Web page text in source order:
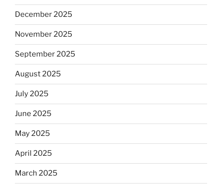
December 2025
November 2025
September 2025
August 2025
July 2025
June 2025
May 2025
April 2025
March 2025